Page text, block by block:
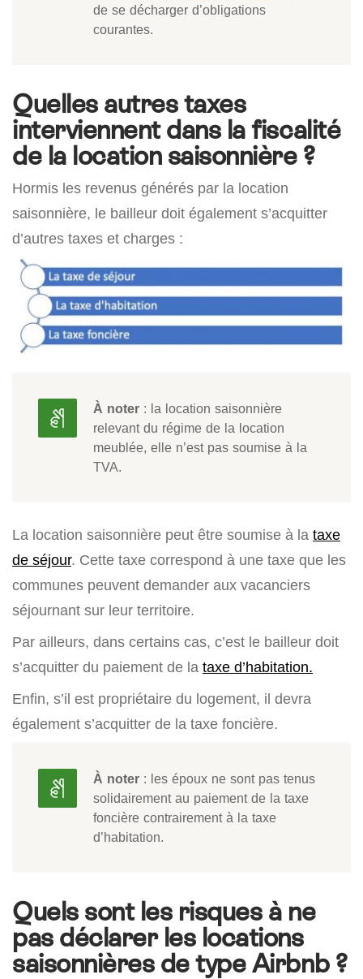
de se décharger d’obligations
courantes.
Quelles autres taxes
interviennent dans la fiscalité
de la location saisonnière ?
Hormis les revenus générés par la location
saisonnière, le bailleur doit également s’acquitter
d’autres taxes et charges :
À noter : la location saisonnière
relevant du régime de la location
meublée, elle n’est pas soumise à la
TVA.
La location saisonnière peut être soumise à la taxe
de séjour. Cette taxe correspond à une taxe que les
communes peuvent demander aux vacanciers
séjournant sur leur territoire.
Par ailleurs, dans certains cas, c’est le bailleur doit
s’acquitter du paiement de la taxe d’habitation.
Enfin, s’il est propriétaire du logement, il devra
également s’acquitter de la taxe foncière.
À noter : les époux ne sont pas tenus
solidairement au paiement de la taxe
foncière contrairement à la taxe
d’habitation.
Quels sont les risques à ne
pas déclarer les locations
saisonnières de type Airbnb ?